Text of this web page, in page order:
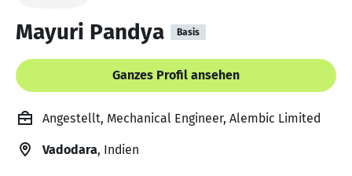
Mayuri Pandya Basis
Ganzes Profil ansehen
Angestellt, Mechanical Engineer, Alembic Limited
Vadodara, Indien